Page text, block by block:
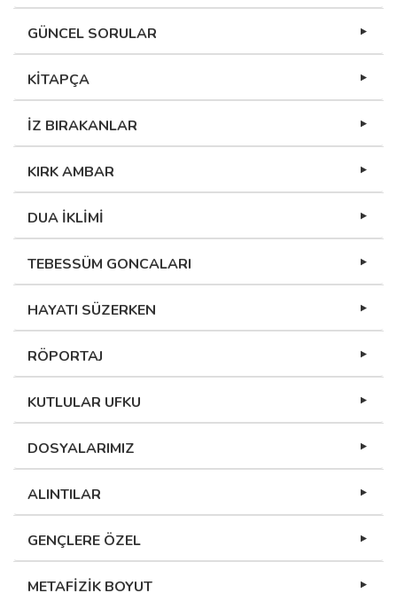
GÜNCEL SORULAR
KİTAPÇA
İZ BIRAKANLAR
KIRK AMBAR
DUA İKLİMİ
TEBESSÜM GONCALARI
HAYATI SÜZERKEN
RÖPORTAJ
KUTLULAR UFKU
DOSYALARIMIZ
ALINTILAR
GENÇLERE ÖZEL
METAFİZİK BOYUT